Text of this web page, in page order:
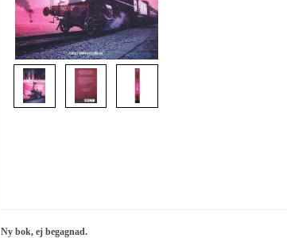
Ny bok, ej begagnad.